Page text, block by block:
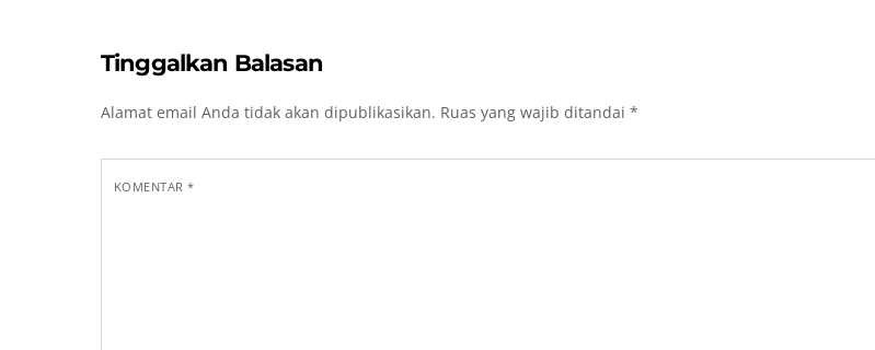
Tinggalkan Balasan
Alamat email Anda tidak akan dipublikasikan. Ruas yang wajib ditandai *
KOMENTAR*